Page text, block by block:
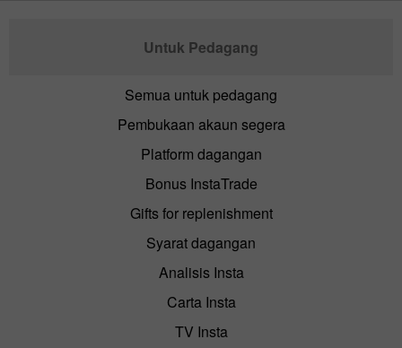
Untuk Pedagang
Semua untuk pedagang
Pembukaan akaun segera
Platform dagangan
Bonus InstaTrade
Gifts for replenishment
Syarat dagangan
Analisis Insta
Carta Insta
TV Insta